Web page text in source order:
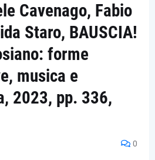
Cavenago, Fabio
Staro, BAUSCIA!
forme
musica e
2023, pp. 336,
0